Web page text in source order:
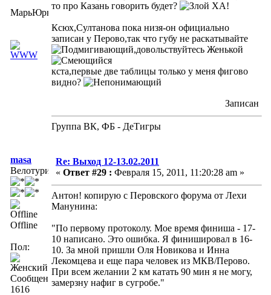
МарьЮрьна
то про Казань говорить будет?
ХА!
Ксюх,Султанова пока низя-он официально
записан у Перово,так что губу не раскатывайте
,довольствуйтесь Женькой
кста,первые две таблицы только у меня фигово
видно?
Записан
Группа ВК, ФБ - ДеТигры
masa
Велотурист
Offline
Пол:
Сообщений:
1616
Re: Выход 12-13.02.2011
« Ответ #29 : Февраля 15, 2011, 11:20:28 am »
Антон! копирую с Перовского форума от Лехи
Манунина:
"По первому протоколу. Мое время финиша - 17-
10 написано. Это ошибка. Я финишировал в 16-
10. За мной пришли Оля Новикова и Инна
Лекомцева и еще пара человек из МКВ/Перово.
При всем желании 2 км катать 90 мин я не могу,
замерзну нафиг в сугробе."